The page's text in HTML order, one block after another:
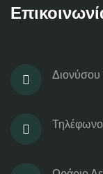
Διονύσου
Τηλέφωνο